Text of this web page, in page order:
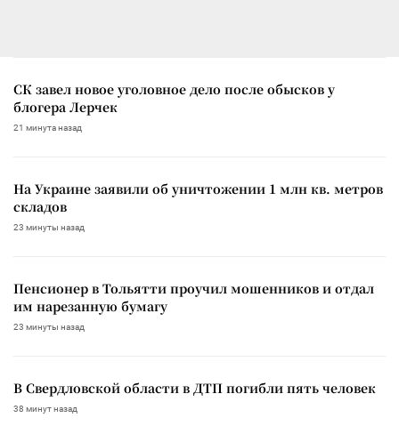
СК завел новое уголовное дело после обысков у
блогера Лерчек
21 минута назад
На Украине заявили об уничтожении 1 млн кв. метров
складов
23 минуты назад
Пенсионер в Тольятти проучил мошенников и отдал
им нарезанную бумагу
23 минуты назад
В Свердловской области в ДТП погибли пять человек
38 минут назад